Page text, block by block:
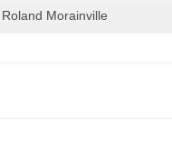
Roland Morainville